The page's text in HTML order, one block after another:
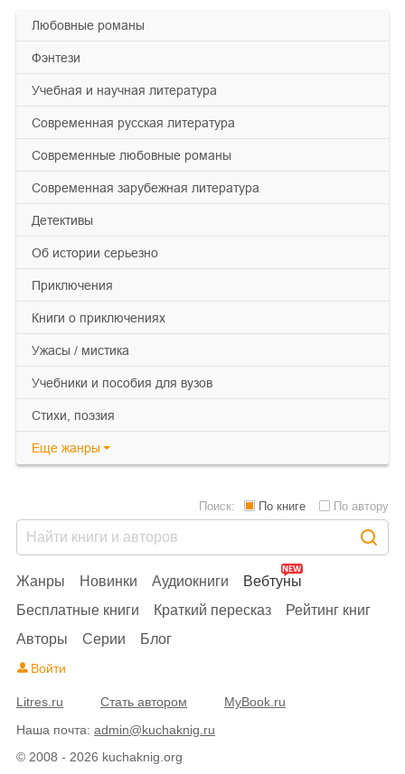
любовные романы
фэнтези
учебная и научная литература
современная русская литература
современные любовные романы
современная зарубежная литература
детективы
об истории серьезно
приключения
книги о приключениях
ужасы / мистика
учебники и пособия для вузов
cтихи, поэзия
Еще жанры
© 2008 - 2026 kuchaknig.org
Жанры Новинки Аудиокниги
Вебтуны
Бесплатные книги
Краткий пересказ
Рейтинг книг
Авторы
Серии Блог
Поиск: По книге По автору
Войти
Litres.ru Стать автором
MyBook.ru
Наша почта: admin@kuchaknig.ru